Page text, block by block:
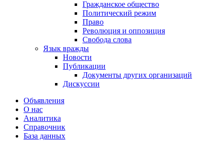
Гражданское общество
Политический режим
Право
Революция и оппозиция
Свобода слова
Язык вражды
Новости
Публикации
Документы других организаций
Дискуссии
Объявления
О нас
Аналитика
Справочник
База данных